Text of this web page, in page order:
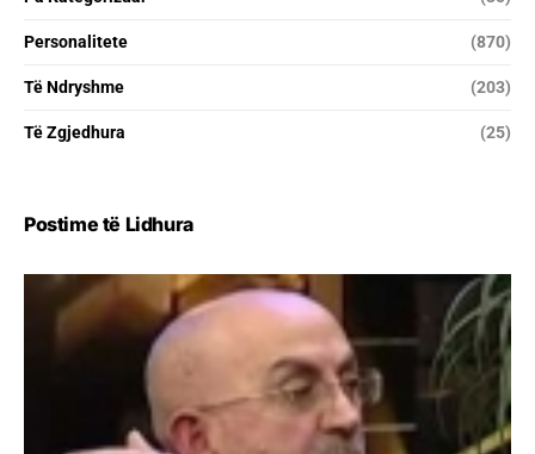
Personalitete (870)
Të Ndryshme (203)
Të Zgjedhura (25)
Postime të Lidhura